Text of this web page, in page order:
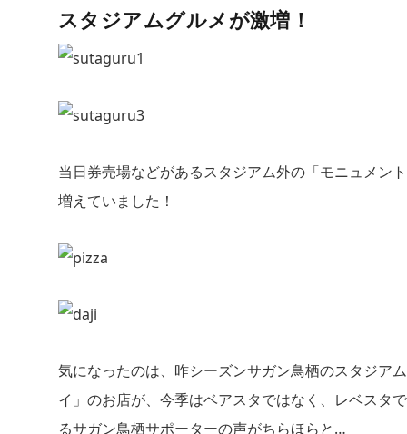
スタジアムグルメが激増！
当日券売場などがあるスタジアム外の「モニュメン
増えていました！
気になったのは、昨シーズンサガン鳥栖のスタジア
イ」のお店が、今季はベアスタではなく、レベスタ
るサガン鳥栖サポーターの声がちらほらと…